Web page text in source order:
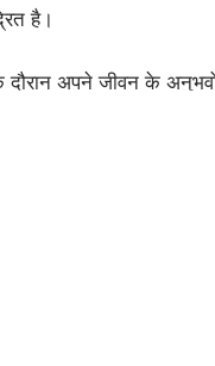
है।
दौरान अपने जीवन के